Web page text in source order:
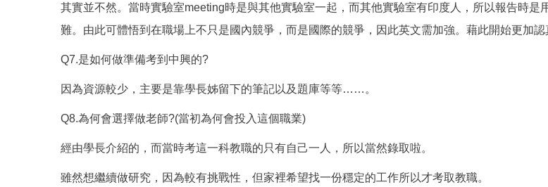
其實並不然。當時實驗室meeting時是與其他實驗室一起，而其他實驗室有印度人，所以報告時
難。由此可體悟到在職場上不只是國內競爭，而是國際的競爭，因此英文需加強。藉此開始更加
Q7.是如何做準備考到中興的?
因為資源較少，主要是靠學長姊留下的筆記以及題庫等等……。
Q8.為何會選擇做老師?(當初為何會投入這個職業)
經由學長介紹的，而當時考這一科教職的只有自己一人，所以當然錄取啦。
雖然想繼續做研究，因為較有挑戰性，但家裡希望找一份穩定的工作所以才考取教職。